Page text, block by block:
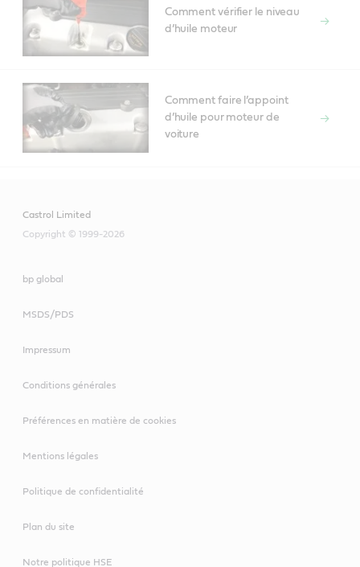
Comment vérifier le niveau
d’huile moteur
Comment faire l’appoint
d’huile pour moteur de
voiture
Castrol Limited
Copyright © 1999-2026
bp global
MSDS/PDS
Impressum
Conditions générales
Préférences en matière de cookies
Mentions légales
Politique de confidentialité
Plan du site
Notre politique HSE